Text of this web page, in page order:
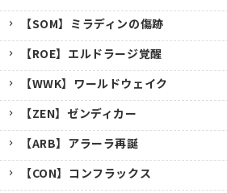
【SOM】ミラディンの傷跡
【ROE】エルドラージ覚醒
【WWK】ワールドウェイク
【ZEN】ゼンディカー
【ARB】アラーラ再誕
【CON】コンフラックス